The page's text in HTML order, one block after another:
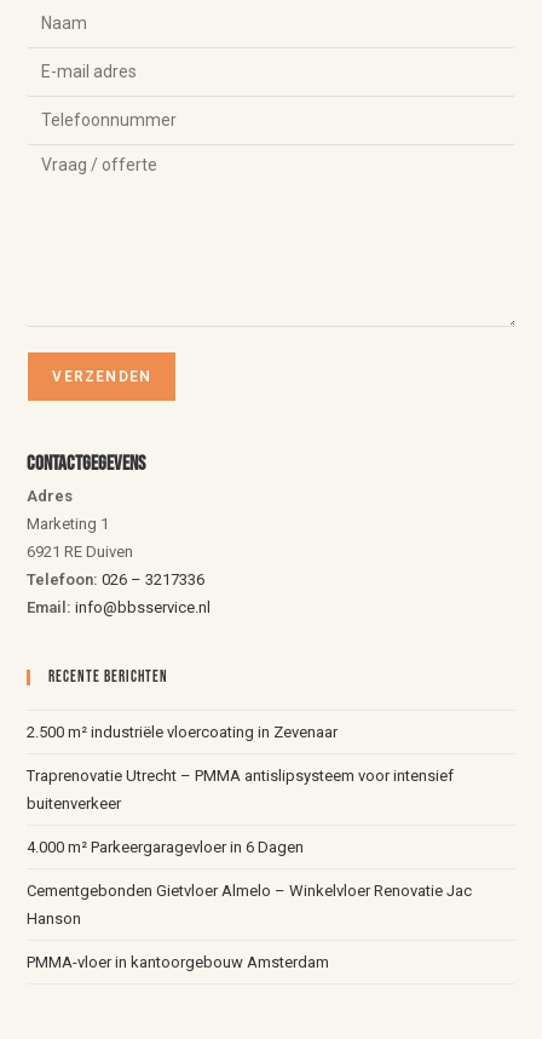
Contactgegevens
Adres
Marketing 1
6921 RE Duiven
Telefoon:026 – 3217336
Email: info@bbsservice.nl
Recente Berichten
2.500 m² industriële vloercoating in Zevenaar
Traprenovatie Utrecht – PMMA antislipsysteem voor intensief
buitenverkeer
4.000 m² Parkeergaragevloer in 6 Dagen
Cementgebonden Gietvloer Almelo – Winkelvloer Renovatie Jac
Hanson
PMMA-vloer in kantoorgebouw Amsterdam